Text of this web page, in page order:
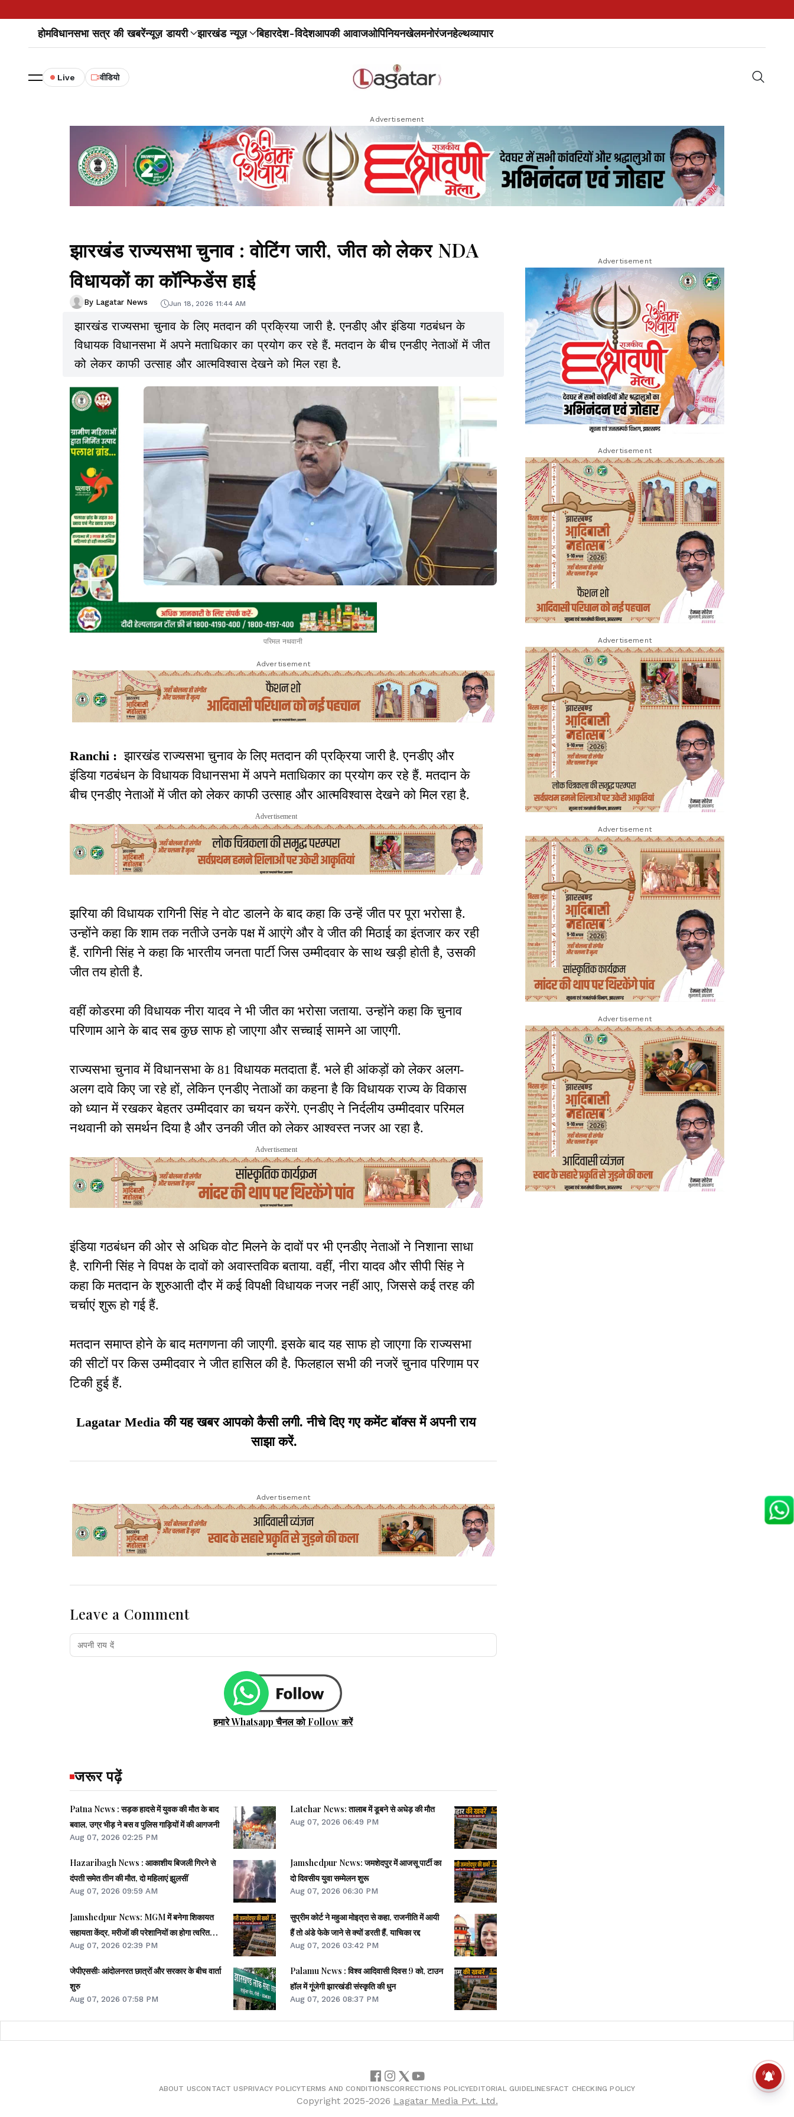
होमविधानसभा सत्र की खबरेंन्यूज़ डायरी झारखंड न्यूज़ बिहारदेश-विदेशआपकी आवाजओपिनियनखेलमनोरंजनहेल्थव्यापार
Live वीडियो
Advertisement
झारखंड राज्यसभा चुनाव : वोटिंग जारी, जीत को लेकर NDA
विधायकों का कॉन्फिडेंस हाई
By Lagatar News Jun 18, 2026 11:44 AM
झारखंड राज्यसभा चुनाव के लिए मतदान की प्रक्रिया जारी है. एनडीए और इंडिया गठबंधन के
विधायक विधानसभा में अपने मताधिकार का प्रयोग कर रहे हैं. मतदान के बीच एनडीए नेताओं में जीत
को लेकर काफी उत्साह और आत्मविश्वास देखने को मिल रहा है.
परिमल नथवानी
Advertisement
Ranchi :झारखंड राज्यसभा चुनाव के लिए मतदान की प्रक्रिया जारी है. एनडीए और
इंडिया गठबंधन के विधायक विधानसभा में अपने मताधिकार का प्रयोग कर रहे हैं. मतदान के
बीच एनडीए नेताओं में जीत को लेकर काफी उत्साह और आत्मविश्वास देखने को मिल रहा है.
Advertisement
झरिया की विधायक रागिनी सिंह ने वोट डालने के बाद कहा कि उन्हें जीत पर पूरा भरोसा है.
उन्होंने कहा कि शाम तक नतीजे उनके पक्ष में आएंगे और वे जीत की मिठाई का इंतजार कर रही
हैं. रागिनी सिंह ने कहा कि भारतीय जनता पार्टी जिस उम्मीदवार के साथ खड़ी होती है, उसकी
जीत तय होती है.
वहीं कोडरमा की विधायक नीरा यादव ने भी जीत का भरोसा जताया. उन्होंने कहा कि चुनाव
परिणाम आने के बाद सब कुछ साफ हो जाएगा और सच्चाई सामने आ जाएगी.
राज्यसभा चुनाव में विधानसभा के 81 विधायक मतदाता हैं. भले ही आंकड़ों को लेकर अलग-
अलग दावे किए जा रहे हों, लेकिन एनडीए नेताओं का कहना है कि विधायक राज्य के विकास
को ध्यान में रखकर बेहतर उम्मीदवार का चयन करेंगे. एनडीए ने निर्दलीय उम्मीदवार परिमल
नथवानी को समर्थन दिया है और उनकी जीत को लेकर आश्वस्त नजर आ रहा है.
Advertisement
इंडिया गठबंधन की ओर से अधिक वोट मिलने के दावों पर भी एनडीए नेताओं ने निशाना साधा
है. रागिनी सिंह ने विपक्ष के दावों को अवास्तविक बताया. वहीं, नीरा यादव और सीपी सिंह ने
कहा कि मतदान के शुरुआती दौर में कई विपक्षी विधायक नजर नहीं आए, जिससे कई तरह की
चर्चाएं शुरू हो गई हैं.
मतदान समाप्त होने के बाद मतगणना की जाएगी. इसके बाद यह साफ हो जाएगा कि राज्यसभा
की सीटों पर किस उम्मीदवार ने जीत हासिल की है. फिलहाल सभी की नजरें चुनाव परिणाम पर
टिकी हुई हैं.
Lagatar Media की यह खबर आपको कैसी लगी. नीचे दिए गए कमेंट बॉक्स में अपनी राय
साझा करें.
Advertisement
Leave a Comment
हमारे Whatsapp चैनल को Follow करें
जरूर पढ़ें
Patna News : सड़क हादसे में युवक की मौत के बाद
बवाल, उग्र भीड़ ने बस व पुलिस गाड़ियों में की आगजनी
Aug 07, 2026 02:25 PM
Hazaribagh News : आकाशीय बिजली गिरने से
दंपती समेत तीन की मौत, दो महिलाएं झुलसीं
Aug 07, 2026 09:59 AM
Jamshedpur News: MGM में बनेगा शिकायत
सहायता केंद्र, मरीजों की परेशानियों का होगा त्वरित
समाधान
Aug 07, 2026 02:39 PM
जेपीएससीः आंदोलनरत छात्रों और सरकार के बीच वार्ता
शुरु
Aug 07, 2026 07:58 PM
Latehar News: तालाब में डूबने से अधेड़ की मौत
Aug 07, 2026 06:49 PM
Jamshedpur News: जमशेदपुर में आजसू पार्टी का
दो दिवसीय युवा सम्मेलन शुरू
Aug 07, 2026 06:30 PM
सुप्रीम कोर्ट ने महुआ मोइत्रा से कहा, राजनीति में आयी
हैं तो अंडे फेके जाने से क्यों डरती हैं, याचिका रद्द
Aug 07, 2026 03:42 PM
Palamu News : विश्व आदिवासी दिवस 9 को, टाउन
हॉल में गूंजेगी झारखंडी संस्कृति की धुन
Aug 07, 2026 08:37 PM
Advertisement
Advertisement
Advertisement
Advertisement
Advertisement
ABOUT USCONTACT USPRIVACY POLICYTERMS AND CONDITIONSCORRECTIONS POLICYEDITORIAL GUIDELINESFACT CHECKING POLICY
Copyright 2025-2026 Lagatar Media Pvt. Ltd.